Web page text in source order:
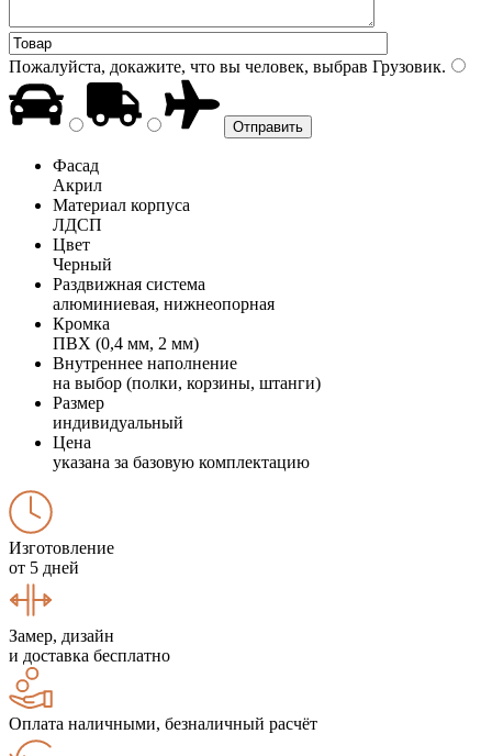
Пожалуйста, докажите, что вы человек, выбрав Грузовик.
Фасад
Акрил
Материал корпуса
ЛДСП
Цвет
Черный
Раздвижная система
алюминиевая, нижнеопорная
Кромка
ПВХ (0,4 мм, 2 мм)
Внутреннее наполнение
на выбор (полки, корзины, штанги)
Размер
индивидуальный
Цена
указана за базовую комплектацию
Изготовление
от 5 дней
Замер, дизайн
и доставка бесплатно
Оплата наличными, безналичный расчёт